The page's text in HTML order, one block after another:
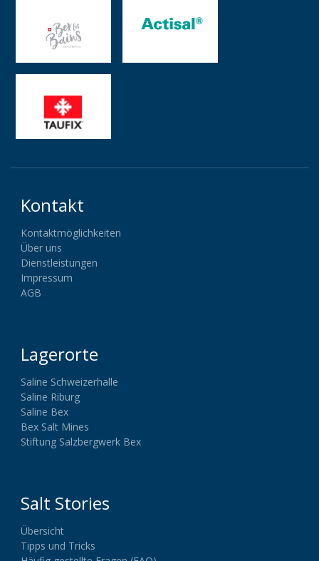
Kontakt
Kontaktmöglichkeiten
Über uns
Dienstleistungen
Impressum
AGB
Lagerorte
Saline Schweizerhalle
Saline Riburg
Saline Bex
Bex Salt Mines
Stiftung Salzbergwerk Bex
Salt Stories
Übersicht
Tipps und Tricks